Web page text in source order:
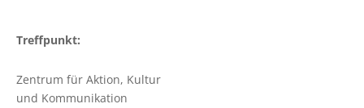
Treffpunkt:
Zentrum für Aktion, Kultur
und Kommunikation